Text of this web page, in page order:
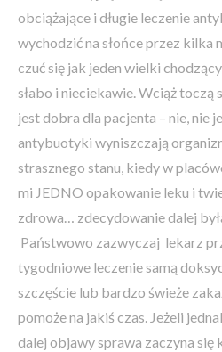
obciążające i długie leczenie
wychodzić na słońce przez kilka
czuć się jak jeden wielki
słabo i nieciekawie. Wciąż toczą
jest dobra dla pacjenta – nie, nie
antybuotyki wyniszczają
strasznego stanu, kiedy w
mi JEDNO opakowanie leku i
zdrowa… zdecydowanie dalej
Państwowo zazwyczaj lekarz
tygodniowe leczenie samą
szczęście lub bardzo świeże
pomoże na jakiś czas. Jeżeli
dalej objawy sprawa zaczyna się